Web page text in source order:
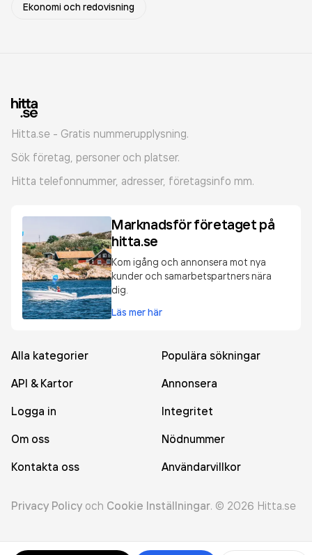
Ekonomi och redovisning
Hitta.se - Gratis nummerupplysning.
Sök företag, personer och platser.
Hitta telefonnummer, adresser, företagsinfo mm.
Marknadsför företaget på
hitta.se
Kom igång och annonsera mot nya
kunder och samarbetspartners nära
dig.
Läs mer här
Alla kategorier
Populära sökningar
API & Kartor
Annonsera
Logga in
Integritet
Om oss
Nödnummer
Kontakta oss
Användarvillkor
Privacy Policy och Cookie Inställningar. © 2026 Hitta.se